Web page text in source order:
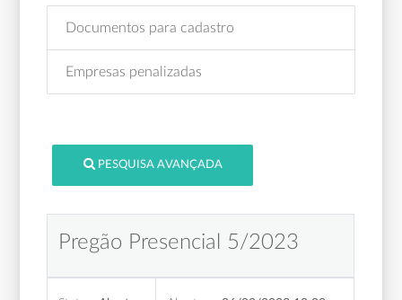
Documentos para cadastro
Empresas penalizadas
PESQUISA AVANÇADA
Pregão Presencial 5/2023